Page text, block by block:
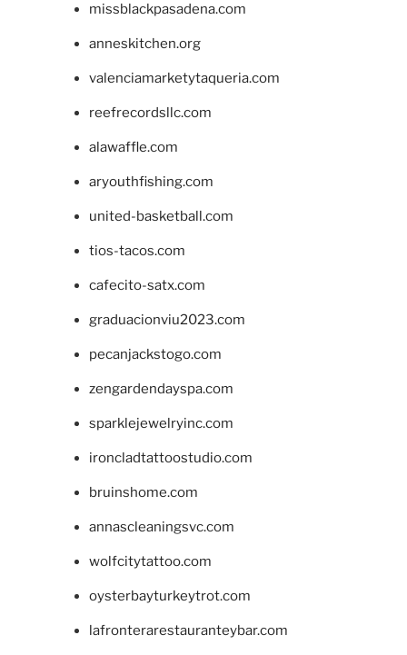
missblackpasadena.com
anneskitchen.org
valenciamarketytaqueria.com
reefrecordsllc.com
alawaffle.com
aryouthfishing.com
united-basketball.com
tios-tacos.com
cafecito-satx.com
graduacionviu2023.com
pecanjackstogo.com
zengardendayspa.com
sparklejewelryinc.com
ironcladtattoostudio.com
bruinshome.com
annascleaningsvc.com
wolfcitytattoo.com
oysterbayturkeytrot.com
lafronterarestauranteybar.com